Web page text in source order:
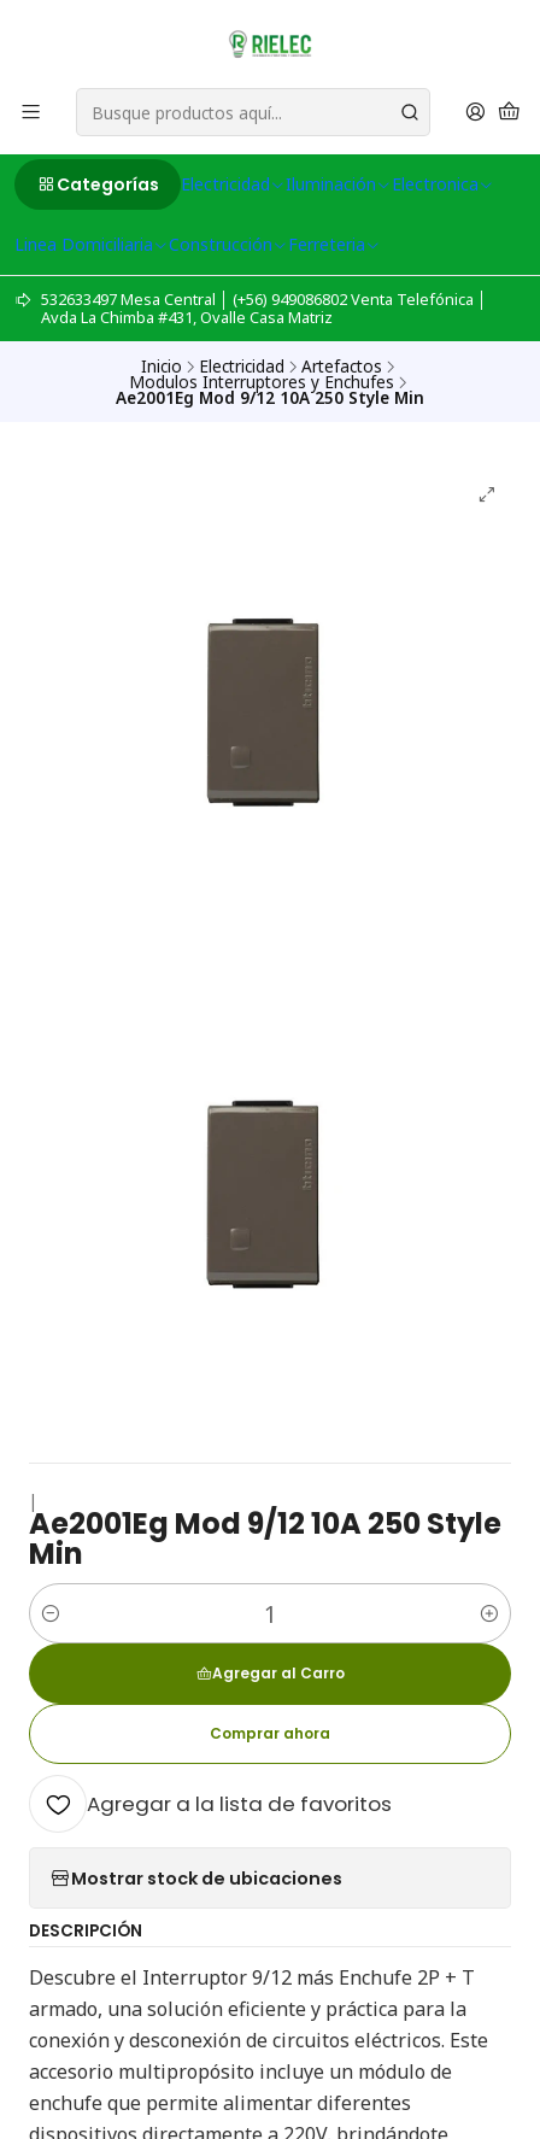
Categorías Electricidad Iluminación Electronica
Linea Domiciliaria Construcción Ferreteria
532633497 Mesa Central │ (+56) 949086802 Venta Telefónica │
Avda La Chimba #431, Ovalle Casa Matriz
Inicio Electricidad Artefactos
Modulos Interruptores y Enchufes
Ae2001Eg Mod 9/12 10A 250 Style Min
|
Ae2001Eg Mod 9/12 10A 250 Style
Min
Cantidad
Agregar al Carro
Comprar ahora
Agregar a la lista de favoritos
Mostrar stock de ubicaciones
DESCRIPCIÓN
Descubre el Interruptor 9/12 más Enchufe 2P + T
armado, una solución eficiente y práctica para la
conexión y desconexión de circuitos eléctricos. Este
accesorio multipropósito incluye un módulo de
enchufe que permite alimentar diferentes